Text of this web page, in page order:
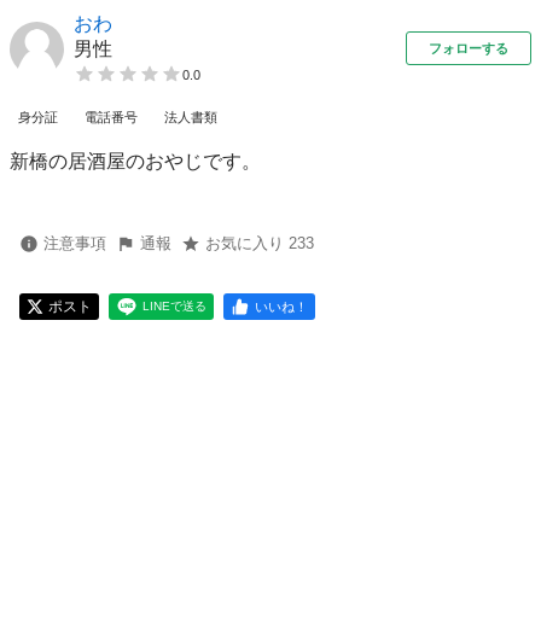
おわ
男性
0.0
フォローする
身分証 電話番号 法人書類
新橋の居酒屋のおやじです。
注意事項 通報 お気に入り 233
ポスト LINEで送る いいね！